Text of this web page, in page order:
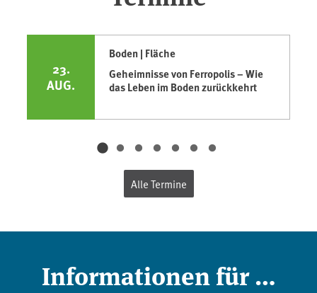
23.
AUG.
Boden | Fläche
Geheimnisse von Ferropolis – Wie
das Leben im Boden zurückkehrt
Alle Termine
Informationen für …